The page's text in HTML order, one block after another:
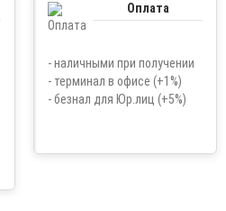
Оплата
- наличными при получении
- терминал в офисе (+1%)
- безнал для Юр.лиц (+5%)